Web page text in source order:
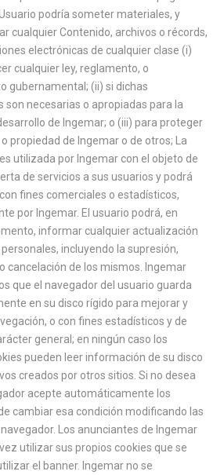
podría someter materiales, y
cualquier Contenido, archivos o récords,
electrónicas de cualquier clase (i)
cualquier ley, reglamento, o
gubernamental; (ii) si dichas
son necesarias o apropiadas para la
de Ingemar; o (iii) para proteger
o propiedad de Ingemar o de otros; La
utilizada por Ingemar con el objeto de
de servicios a sus usuarios y podrá
fines comerciales o estadísticos,
por Ingemar. El usuario podrá, en
informar cualquier actualización
incluyendo la supresión,
cancelación de los mismos. Ingemar
que el navegador del usuario guarda
en su disco rígido para mejorar y
o con fines estadísticos y de
general; en ningún caso los
pueden leer información de su disco
creados por otros sitios. Si no desea
acepte automáticamente los
cambiar esa condición modificando las
Los anunciantes de Ingemar
utilizar sus propios cookies que se
el banner. Ingemar no se